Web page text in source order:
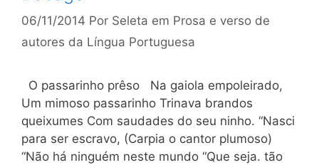
06/11/2014 Por Seleta em Prosa e verso de
autores da Língua Portuguesa
O passarinho prêso Na gaiola empoleirado,
Um mimoso passarinho Trinava brandos
queixumes Com saudades do seu ninho. “Nasci
para ser escravo, (Carpia o cantor plumoso)
“Não há ninguém neste mundo “Que seja. tão